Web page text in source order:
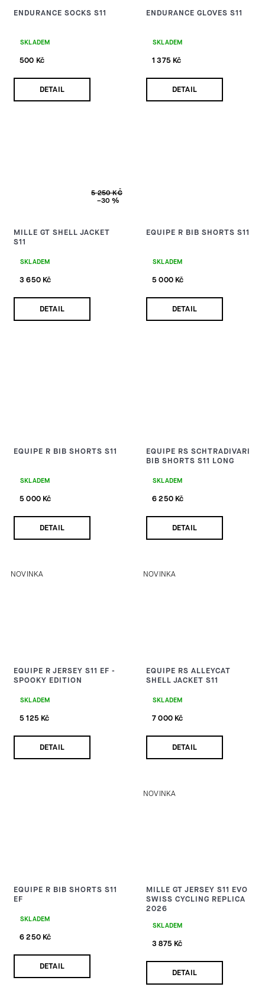
ENDURANCE SOCKS S11
SKLADEM
500 Kč
DETAIL
ENDURANCE GLOVES S11
SKLADEM
1 375 Kč
DETAIL
5 250 KČ
–30 %
MILLE GT SHELL JACKET
S11
SKLADEM
3 650 Kč
DETAIL
EQUIPE R BIB SHORTS S11
SKLADEM
5 000 Kč
DETAIL
EQUIPE R BIB SHORTS S11
SKLADEM
5 000 Kč
DETAIL
EQUIPE RS SCHTRADIVARI
BIB SHORTS S11 LONG
SKLADEM
6 250 Kč
DETAIL
NOVINKA
EQUIPE R JERSEY S11 EF -
SPOOKY EDITION
SKLADEM
5 125 Kč
DETAIL
NOVINKA
EQUIPE RS ALLEYCAT
SHELL JACKET S11
SKLADEM
7 000 Kč
DETAIL
EQUIPE R BIB SHORTS S11
EF
SKLADEM
6 250 Kč
DETAIL
NOVINKA
MILLE GT JERSEY S11 EVO
SWISS CYCLING REPLICA
2026
SKLADEM
3 875 Kč
DETAIL